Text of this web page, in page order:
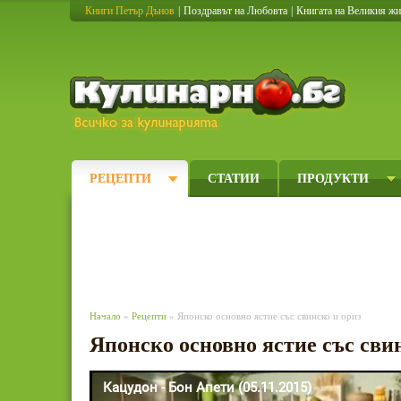
Книги Петър Дънов Поздравът на Любовта Книгата на Великия
РЕЦЕПТИ СТАТИИ ПРОДУКТИ
Начало » Рецепти » Японско основно ястие със свинско и ориз
Японско основно ястие със